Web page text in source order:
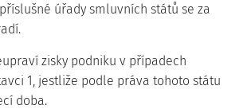
úřady smluvních států se za
zisky podniku v případech
1, jestliže podle práva tohoto státu
doba.